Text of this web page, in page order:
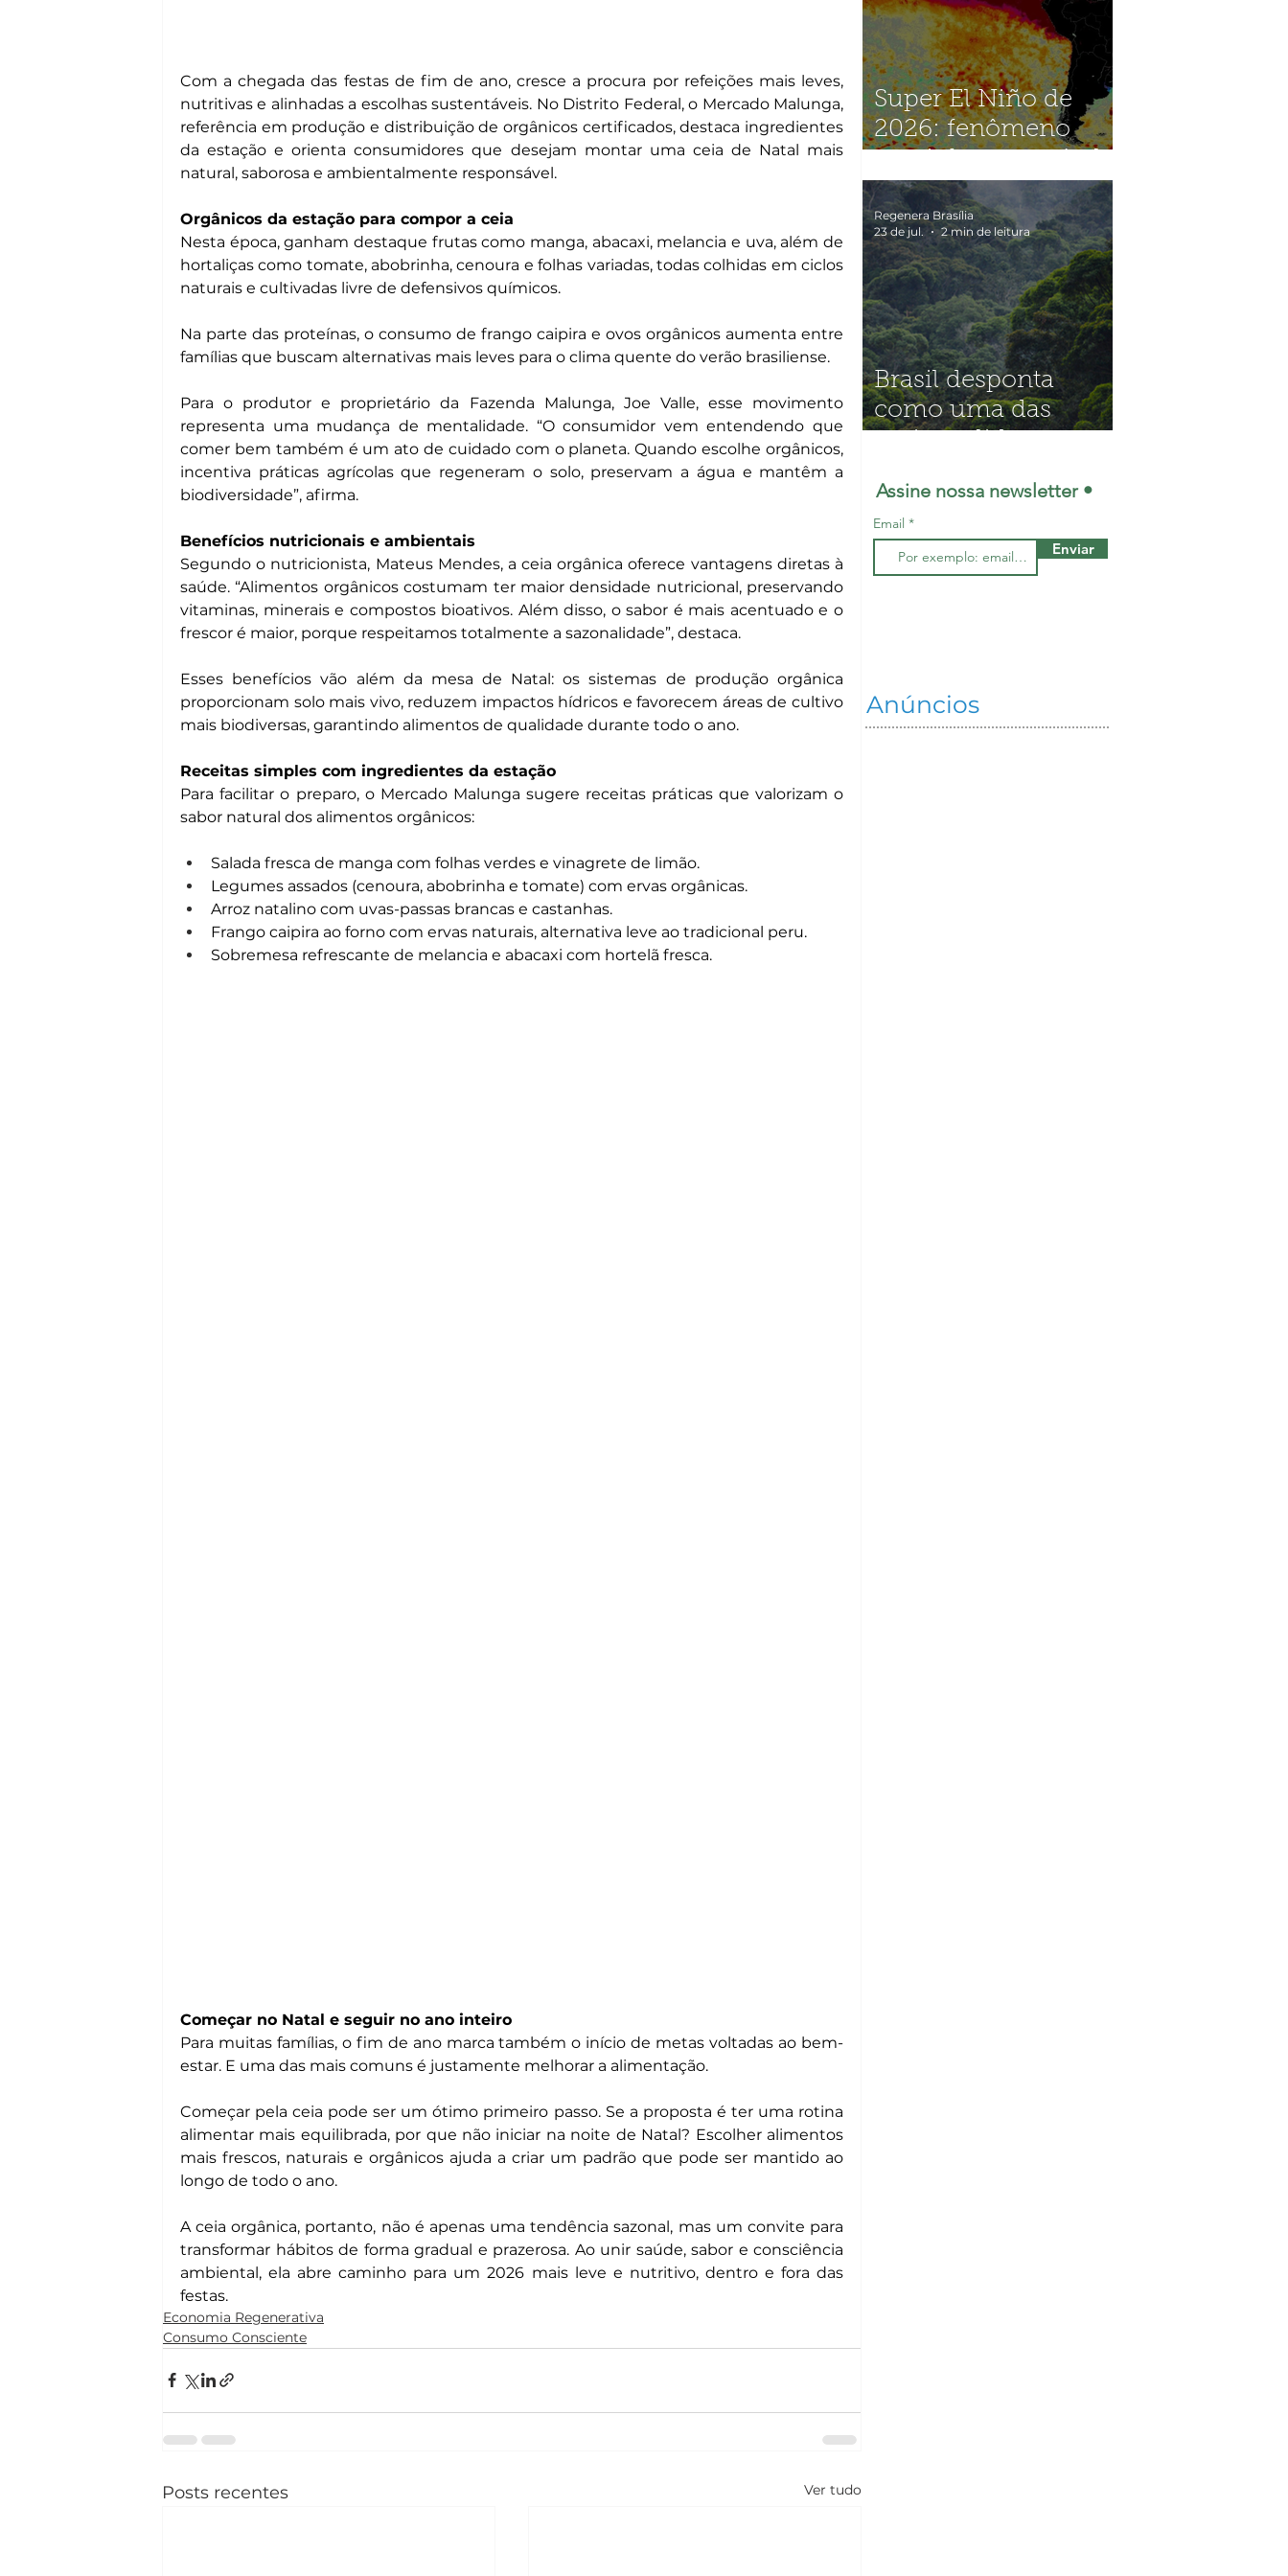
Com a chegada das festas de fim de ano, cresce a procura por refeições mais leves,
nutritivas e alinhadas a escolhas sustentáveis. No Distrito Federal, o Mercado Malunga,
referência em produção e distribuição de orgânicos certificados, destaca ingredientes
da estação e orienta consumidores que desejam montar uma ceia de Natal mais
natural, saborosa e ambientalmente responsável.
Orgânicos da estação para compor a ceia
Nesta época, ganham destaque frutas como manga, abacaxi, melancia e uva, além de
hortaliças como tomate, abobrinha, cenoura e folhas variadas, todas colhidas em ciclos
naturais e cultivadas livre de defensivos químicos.
Na parte das proteínas, o consumo de frango caipira e ovos orgânicos aumenta entre
famílias que buscam alternativas mais leves para o clima quente do verão brasiliense.
Para o produtor e proprietário da Fazenda Malunga, Joe Valle, esse movimento
representa uma mudança de mentalidade. “O consumidor vem entendendo que
comer bem também é um ato de cuidado com o planeta. Quando escolhe orgânicos,
incentiva práticas agrícolas que regeneram o solo, preservam a água e mantêm a
biodiversidade”, afirma.
Benefícios nutricionais e ambientais
Segundo o nutricionista, Mateus Mendes, a ceia orgânica oferece vantagens diretas à
saúde. “Alimentos orgânicos costumam ter maior densidade nutricional, preservando
vitaminas, minerais e compostos bioativos. Além disso, o sabor é mais acentuado e o
frescor é maior, porque respeitamos totalmente a sazonalidade”, destaca.
Esses benefícios vão além da mesa de Natal: os sistemas de produção orgânica
proporcionam solo mais vivo, reduzem impactos hídricos e favorecem áreas de cultivo
mais biodiversas, garantindo alimentos de qualidade durante todo o ano.
Receitas simples com ingredientes da estação
Para facilitar o preparo, o Mercado Malunga sugere receitas práticas que valorizam o
sabor natural dos alimentos orgânicos:
Salada fresca de manga com folhas verdes e vinagrete de limão.
Legumes assados (cenoura, abobrinha e tomate) com ervas orgânicas.
Arroz natalino com uvas-passas brancas e castanhas.
Frango caipira ao forno com ervas naturais, alternativa leve ao tradicional peru.
Sobremesa refrescante de melancia e abacaxi com hortelã fresca.
Começar no Natal e seguir no ano inteiro
Para muitas famílias, o fim de ano marca também o início de metas voltadas ao bem-
estar. E uma das mais comuns é justamente melhorar a alimentação.
Começar pela ceia pode ser um ótimo primeiro passo. Se a proposta é ter uma rotina
alimentar mais equilibrada, por que não iniciar na noite de Natal? Escolher alimentos
mais frescos, naturais e orgânicos ajuda a criar um padrão que pode ser mantido ao
longo de todo o ano.
A ceia orgânica, portanto, não é apenas uma tendência sazonal, mas um convite para
transformar hábitos de forma gradual e prazerosa. Ao unir saúde, sabor e consciência
ambiental, ela abre caminho para um 2026 mais leve e nutritivo, dentro e fora das
festas.
Economia Regenerativa
Consumo Consciente
Posts recentes Ver tudo
Super El Niño de
2026: fenômeno
histórico e acende
alerta global
Brasil desponta
como uma das
restauração de
ecossistemas
Regenera Brasília
23 de jul.
2 min de leitura
Assine nossa newsletter •
Email
Enviar
Anúncios